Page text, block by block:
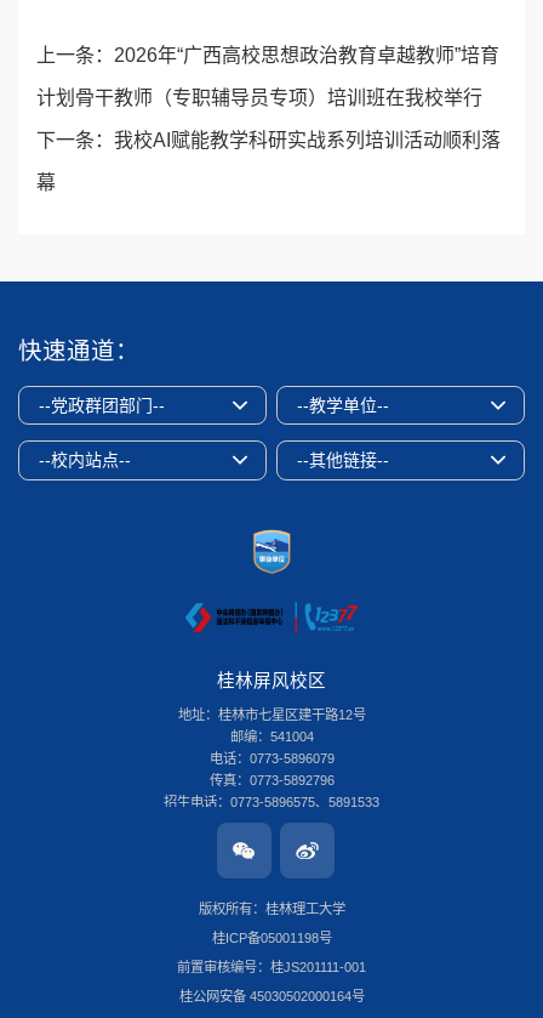
上一条： 2026年“广西高校思想政治教育卓越教师”培育
计划骨干教师（专职辅导员专项）培训班在我校举行
下一条： 我校AI赋能教学科研实战系列培训活动顺利落
幕
快速通道：
--党政群团部门-- --教学单位--
--校内站点-- --其他链接--
桂林屏风校区
地址：桂林市七星区建干路12号
邮编：541004
电话：0773-5896079
传真：0773-5892796
招生电话：0773-5896575、5891533
桂林雁山校区
地址：桂林市雁山区雁山街319号
电话：0773-3696580
传真：0773-8986516
招生电话：0773-3678379
南宁安吉校区
版权所有：桂林理工大学
桂ICP备05001198号
前置审核编号：桂JS201111-001
桂公网安备 45030502000164号